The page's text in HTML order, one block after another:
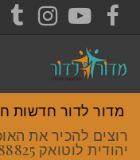
FACEBOOK
YOUTUBE
מדור לדור חדשות
רוצים להכיר את
יהודית לוטואק 054-7388825.